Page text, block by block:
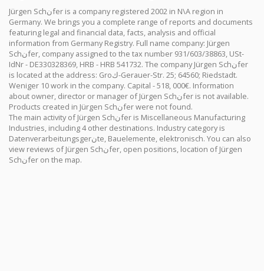
Jürgen Schنfer is a company registered 2002 in N\A region in
Germany. We brings you a complete range of reports and documents
featuring legal and financial data, facts, analysis and official
information from Germany Registry. Full name company: Jürgen
Schنfer, company assigned to the tax number 931/603/38863, USt-
IdNr - DE330328369, HRB - HRB 541732. The company Jürgen Schنfer
is located at the address: Groك-Gerauer-Str. 25; 64560; Riedstadt.
Weniger 10 work in the company. Capital - 518, 000€. Information
about owner, director or manager of Jürgen Schنfer is not available.
Products created in Jürgen Schنfer were not found.
The main activity of Jürgen Schنfer is Miscellaneous Manufacturing
Industries, including 4 other destinations. Industry category is
Datenverarbeitungsgerنte, Bauelemente, elektronisch. You can also
view reviews of Jürgen Schنfer, open positions, location of Jürgen
Schنfer on the map.